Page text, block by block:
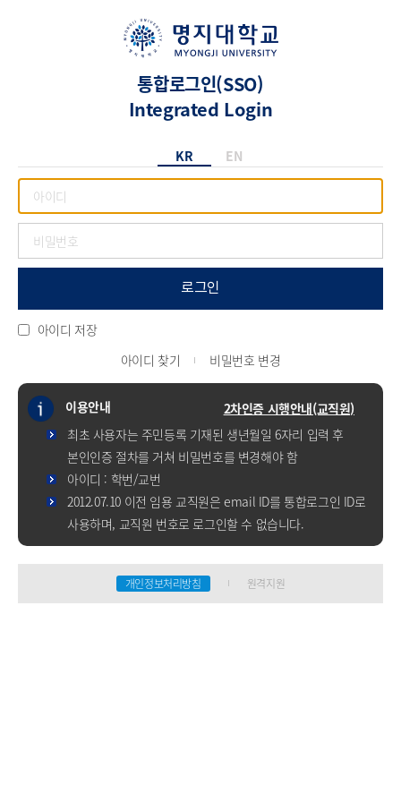
통합로그인(SSO)
Integrated Login
KR EN
로그인
아이디 저장
아이디 찾기
비밀번호 변경
이용안내
2차인증 시행안내(교직원)
최초 사용자는 주민등록 기재된 생년월일 6자리 입력 후
본인인증 절차를 거쳐 비밀번호를 변경해야 함
아이디 : 학번/교번
2012.07.10 이전 임용 교직원은 email ID를 통합로그인 ID로
사용하며, 교직원 번호로 로그인할 수 없습니다.
개인정보처리방침 원격지원